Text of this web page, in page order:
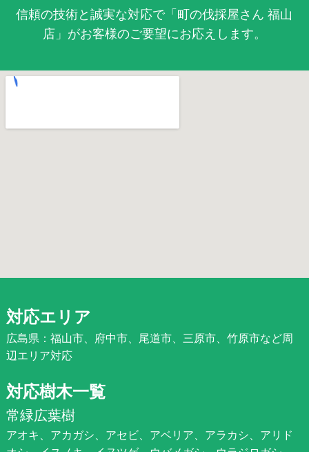
信頼の技術と誠実な対応で「町の伐採屋さん 福山
店」がお客様のご要望にお応えします。
対応エリア
広島県：福山市、府中市、尾道市、三原市、竹原市など周
辺エリア対応
対応樹木一覧
常緑広葉樹
アオキ、アカガシ、アセビ、アベリア、アラカシ、アリド